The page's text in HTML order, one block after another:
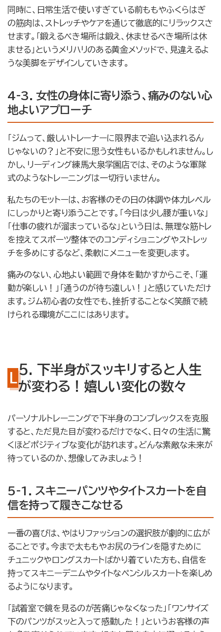
同時に、日常生活で使いすぎている前ももやふくらはぎ
の筋肉は、ストレッチやケアを通じて徹底的にリラックスさ
せます。「鍛えるべき場所は鍛え、休ませるべき場所は休
ませる」というメリハリのある黄金メソッドで、見違えるよ
うな美脚をデザインしていきます。
4-3. 女性の身体に寄り添う、痛みのない心
地よいアプローチ
「ジムって、厳しいトレーナーに限界まで追い込まれるん
じゃないの？」と不安に思う女性もいるかもしれません。し
かし、リーディング練馬大泉学園店では、そのような軍隊
式のようなトレーニングは一切行いません。
私たちのモットーは、お客様のその日の体調や体力レベル
にしっかりと寄り添うことです。「今日は少し腰が重いな」
「仕事の疲れが溜まっているな」という日は、無理な筋トレ
を控えてスポーツ整体でのコンディショニングやストレッ
チを多めにするなど、柔軟にメニューを変更します。
痛みのない、心地よい範囲で身体を動かすからこそ、「運
動が楽しい！」「通うのが待ち遠しい！」と感じていただけ
ます。ジム初心者の女性でも、挫折することなく笑顔で続
けられる環境がここにはあります。
5. 下半身がスッキリすると人生
が変わる！嬉しい変化の数々
パーソナルトレーニングで下半身のコンプレックスを克服
すると、ただ見た目が変わるだけでなく、日々の生活に驚
くほどポジティブな変化が訪れます。どんな素敵な未来が
待っているのか、想像してみましょう！
5-1. スキニーパンツやタイトスカートを自
信を持って履きこなせる
一番の喜びは、やはりファッションの選択肢が劇的に広が
ることです。今まで太ももやお尻のラインを隠すために
チュニックやロングスカートばかり着ていた方も、自信を
持ってスキニーデニムやタイトなペンシルスカートを楽しめ
るようになります。
「試着室で鏡を見るのが苦痛じゃなくなった」「ワンサイズ
下のパンツがスッと入って感動した！」というお客様の声